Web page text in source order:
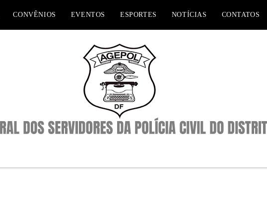
CONVÊNIOS EVENTOS ESPORTES NOTÍCIAS CONTATOS